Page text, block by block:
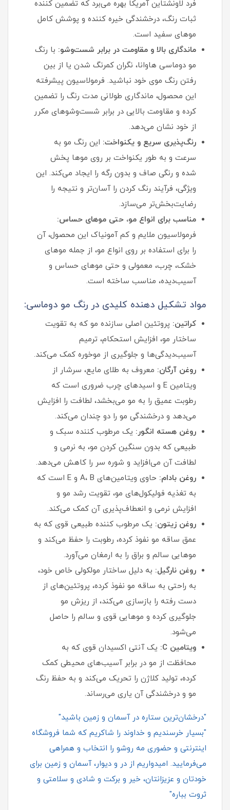
فرد لاونشتاین آمریکا بهره می‌برد که تضمین‌ کننده
ثبات رنگ، درخشندگی خیره‌ کننده و پوشش کامل
موهای سفید است.
ماندگاری بالا و مقاومت در برابر شست‌وشو: با رنگ
مو دوماسی هاوانا، نگران کمرنگ شدن یا از بین
رفتن رنگ موی خود نباشید. فرمولاسیون پیشرفته
این محصول، ماندگاری طولانی‌ مدت رنگ را تضمین
کرده و مقاومت بالایی در برابر شست‌وشوهای مکرر
از خود نشان می‌دهد.
رنگ‌پذیری سریع و یکنواخت: این رنگ مو به
سرعت و به طور یکنواخت بر روی موها پخش
شده و رنگی صاف و بدون رگه را ایجاد می‌کند. این
ویژگی، فرآیند رنگ کردن را آسان‌تر و نتیجه را
رضایت‌بخش‌تر می‌سازد.
مناسب برای انواع مو، حتی موهای حساس:
فرمولاسیون ملایم و کم‌ آمونیاک این محصول، آن
را برای استفاده بر روی انواع مو، از جمله موهای
خشک، چرب، معمولی و حتی موهای حساس و
آسیب‌دیده، مناسب ساخته است.
مواد تشکیل دهنده کلیدی در رنگ مو دوماسی:
کراتین: پروتئین اصلی سازنده مو که به تقویت
ساختار مو، افزایش استحکام، ترمیم
آسیب‌دیدگی‌ها و جلوگیری از موخوره کمک می‌کند.
روغن آرگان: معروف به طلای مایع، سرشار از
ویتامین E و اسیدهای چرب ضروری است که
رطوبت عمیق را به مو می‌بخشد، لطافت را افزایش
می‌دهد و درخشندگی مو را دو چندان می‌کند.
روغن هسته انگور: یک مرطوب‌ کننده سبک و
طبیعی که بدون سنگین کردن مو، به نرمی و
لطافت آن می‌افزاید و شوره سر را کاهش می‌دهد.
روغن بادام:
حاوی ویتامین‌های A، B و E است که
به تغذیه فولیکول‌های مو، تقویت رشد مو و
افزایش نرمی و انعطاف‌پذیری آن کمک می‌کند.
روغن زیتون: یک مرطوب‌ کننده طبیعی قوی که به
عمق ساقه مو نفوذ کرده، رطوبت را حفظ می‌کند و
موهایی سالم و براق را به ارمغان می‌آورد.
روغن نارگیل: به دلیل ساختار مولکولی خاص خود،
به راحتی به ساقه مو نفوذ کرده، پروتئین‌های از
دست رفته را بازسازی می‌کند، از ریزش مو
جلوگیری کرده و موهایی قوی و سالم را حاصل
می‌شود.
ویتامین C:
یک آنتی‌ اکسیدان قوی که به
محافظت از مو در برابر آسیب‌های محیطی کمک
کرده، تولید کلاژن را تحریک می‌کند و به حفظ رنگ
مو و درخشندگی آن یاری می‌رساند.
"درخشان‌ترین ستاره در آسمان و زمین باشید"
"بسیار خرسندیم و خداوند را شاکریم که شما فروشگاه
اینترنتی و حضوری مه روشو را انتخاب و همراهی
می‌فرمایید. امیدواریم از در و دیوار، آسمان و زمین برای
خودتان و عزیزانتان، خیر و برکت و شادی و سلامتی و
ثروت بباره"